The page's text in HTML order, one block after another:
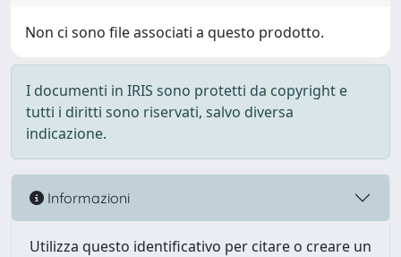
Non ci sono file associati a questo prodotto.
I documenti in IRIS sono protetti da copyright e
tutti i diritti sono riservati, salvo diversa
indicazione.
Informazioni
Utilizza questo identificativo per citare o creare un